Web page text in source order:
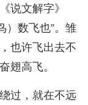
说文解字》
）数飞也”。雏
也许飞出去不
翅高飞。
过，就在不远